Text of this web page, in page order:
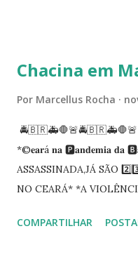
enquanto atuaram nesta
Chacina em
Por Marcellus Rocha
🚔🇧🇷🚑🛑🚨🚔🇧🇷🚑🛑🚨
*©️𝐞𝐚𝐫á 𝐧𝐚 🅿️𝐚𝐧𝐝𝐞𝐦𝐢𝐚 𝐝𝐚
ASSASSINADA,JÁ SÃO
NO CEARÁ* *A
informações quarto
COMPARTILHAR